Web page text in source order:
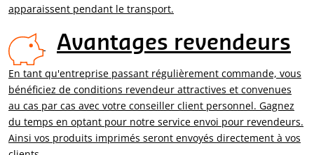
apparaissent pendant le transport.
Avantages revendeurs
En tant qu'entreprise passant régulièrement commande, vous
bénéficiez de conditions revendeur attractives et convenues
au cas par cas avec votre conseiller client personnel. Gagnez
du temps en optant pour notre service envoi pour revendeurs.
Ainsi vos produits imprimés seront envoyés directement à vos